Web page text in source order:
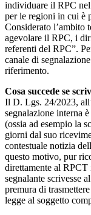
individuare il RPC
per le regioni in cui è
Considerato l’ambito
agevolare il RPC, i
referenti del RPC”.
canale di
riferimento.
Cosa succede se
Il D. Lgs. 24/2023,
segnalazione interna
(ossia ad esempio la
giorni dal suo
contestuale notizia
questo motivo, pur
direttamente al
segnalante scrivesse
premura di
legge al soggetto